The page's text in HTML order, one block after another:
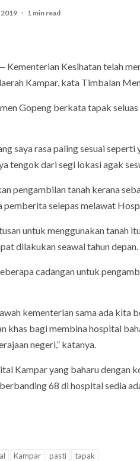
1 min read
Kementerian Kesihatan telah
Kampar, kata Timbalan
Gopeng berkata tapak
saya rasa paling sesuai
tengok dari segi lokasi agak
pengambilan tanah kerana
pemberita selepas melawat
untuk menggunakan tanah
dilakukan seawal tahun depan.
cadangan untuk
kementerian sama ada kita
khas bagi membina hospital
negeri,” katanya.
Kampar yang baharu dengan
68 di hospital sedia
Kampar pasti tapak